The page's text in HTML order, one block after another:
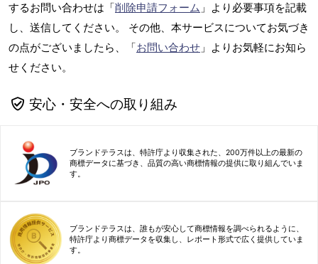
するお問い合わせは「削除申請フォーム 」より必要事項を記載
し、送信してください。 その他、本サービスについてお気づき
の点がございましたら、「お問い合わせ 」よりお気軽にお知ら
せください。
安心・安全への取り組み
ブランドテラスは、特許庁より収集された、200万件以上の最新の
商標データに基づき、品質の高い商標情報の提供に取り組んでいま
す。
ブランドテラスは、誰もが安心して商標情報を調べられるように、
特許庁より商標データを収集し、レポート形式で広く提供していま
す。